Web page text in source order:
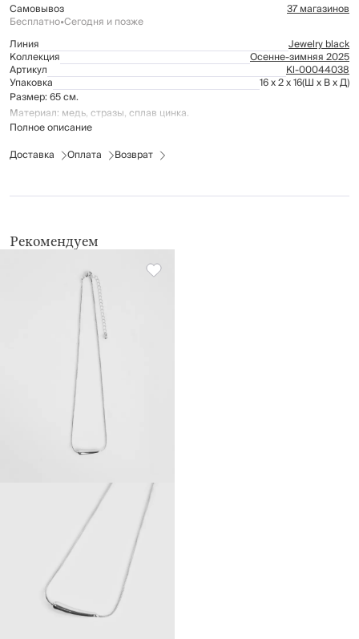
Самовывоз 37 магазинов
Бесплатно•Сегодня и позже
Линия
Jewelry black
Коллекция Осенне-зимняя 2025
Артикул Kl-00044038
Упаковка 16 x 2 x 16(Ш x В x Д)
Размер: 65 см.
Материал: медь, стразы, сплав цинка.
Полное описание
Доставка
Оплата Возврат
Рекомендуем